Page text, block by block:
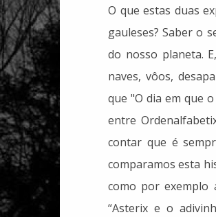
O que estas duas
gauleses? Saber o
do nosso planeta.
naves, vôos,
que "O dia em que
entre
contar que é
comparamos esta
como por
“Asterix e o